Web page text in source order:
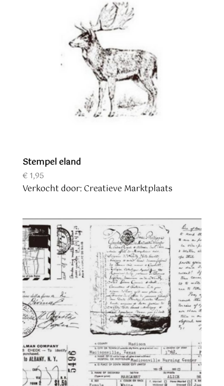
Stempel eland
€1,95
Verkocht door: Creatieve Marktplaats